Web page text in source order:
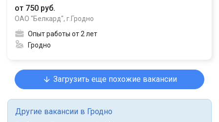
от 750 руб.
ОАО "Белкард", г.Гродно
Опыт работы от 2 лет
Гродно
Загрузить еще похожие вакансии
Другие вакансии в Гродно